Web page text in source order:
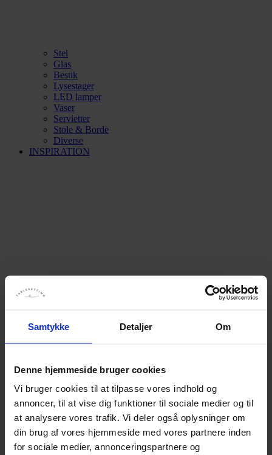
Samtykke Detaljer Om
Denne hjemmeside bruger cookies
Vi bruger cookies til at tilpasse vores indhold og
annoncer, til at vise dig funktioner til sociale medier og til
at analysere vores trafik. Vi deler også oplysninger om
din brug af vores hjemmeside med vores partnere inden
for sociale medier, annonceringspartnere og
Stel
Glas
Bestik
Lysestager
LED lamper
Vaser
Servietter
Stole & Borde
Diverse
INSPIRATION